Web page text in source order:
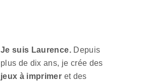
Je suis Laurence.Depuis
plus de dix ans, je crée des
jeux à imprimer et des